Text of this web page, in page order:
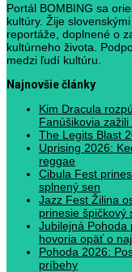
Portál BOMBING sa
kultúry. Žije
reportáže, doplnené o
kultúrneho života.
medzi ľudí kultúru.
Najnovšie články
Kim Dracula
Fanúšikovia
The Legits Blast
Uprising 2026:
reggae
Cibula Fest
splnený sen
Jazz Fest Žilina
prinesie špičkový
Jubilejná Pohoda
hovoria opäť o
Pohoda 2026:
príbehy